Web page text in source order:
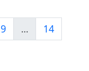
9 ...
14